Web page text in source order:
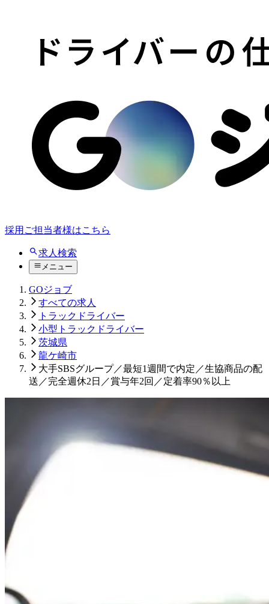
採用ご担当者様はこちら
求人検索
メニュー
GOジョブ
すべての求人
トラックドライバー
小型トラックドライバー
茨城県
龍ケ崎市
大手SBSグループ／最短1週間で内定／生協商品の配
送／完全週休2日／賞与年2回／定着率90％以上